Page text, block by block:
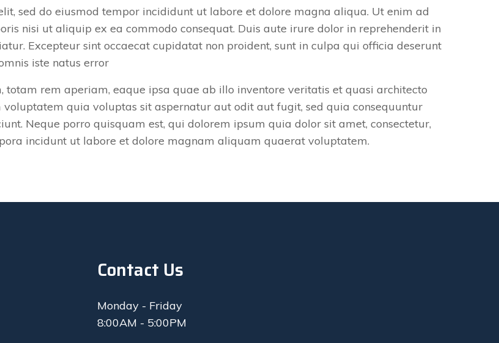
sed do eiusmod tempor incididunt ut labore et dolore magna aliqua. Ut enim ad
nisi ut aliquip ex ea commodo consequat. Duis aute irure dolor in reprehenderit in
Excepteur sint occaecat cupidatat non proident, sunt in culpa qui officia deserunt
iste natus error
rem aperiam, eaque ipsa quae ab illo inventore veritatis et quasi architecto
quia voluptas sit aspernatur aut odit aut fugit, sed quia consequuntur
Neque porro quisquam est, qui dolorem ipsum quia dolor sit amet, consectetur,
incidunt ut labore et dolore magnam aliquam quaerat voluptatem.
Contact Us
Monday - Friday
8:00AM - 5:00PM